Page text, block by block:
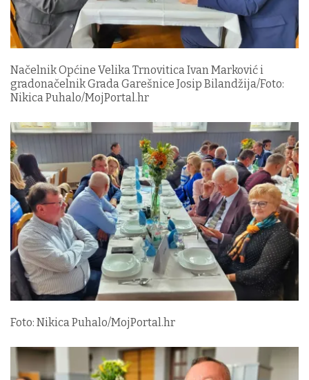
Načelnik Općine Velika Trnovitica Ivan Marković i
gradonačelnik Grada Garešnice Josip Bilandžija/Foto:
Nikica Puhalo/MojPortal.hr
Foto: Nikica Puhalo/MojPortal.hr